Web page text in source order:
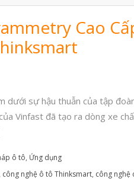
Cao
dưới sự hậu thuẫn của tập
Vinfast đã tạo ra dòng xe
ô tô, Ứng dụng
công nghệ ô tô Thinksmart, công nghệ